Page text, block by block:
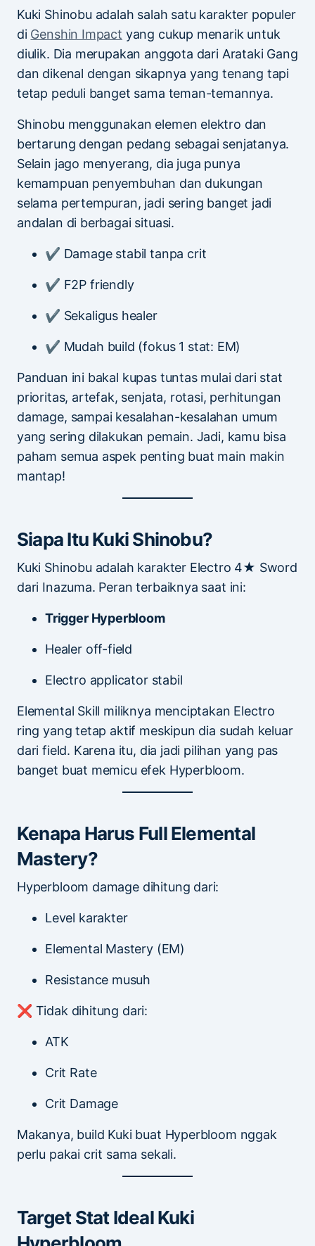
Kuki Shinobu adalah salah satu karakter populer
di Genshin Impact yang cukup menarik untuk
diulik. Dia merupakan anggota dari Arataki Gang
dan dikenal dengan sikapnya yang tenang tapi
tetap peduli banget sama teman-temannya.
Shinobu menggunakan elemen elektro dan
bertarung dengan pedang sebagai senjatanya.
Selain jago menyerang, dia juga punya
kemampuan penyembuhan dan dukungan
selama pertempuran, jadi sering banget jadi
andalan di berbagai situasi.
✔ Damage stabil tanpa crit
✔ F2P friendly
✔ Sekaligus healer
✔ Mudah build (fokus 1 stat: EM)
Panduan ini bakal kupas tuntas mulai dari stat
prioritas, artefak, senjata, rotasi, perhitungan
damage, sampai kesalahan-kesalahan umum
yang sering dilakukan pemain. Jadi, kamu bisa
paham semua aspek penting buat main makin
mantap!
Siapa Itu Kuki Shinobu?
Kuki Shinobu adalah karakter Electro 4★ Sword
dari Inazuma. Peran terbaiknya saat ini:
Trigger Hyperbloom
Healer off-field
Electro applicator stabil
Elemental Skill miliknya menciptakan Electro
ring yang tetap aktif meskipun dia sudah keluar
dari field. Karena itu, dia jadi pilihan yang pas
banget buat memicu efek Hyperbloom.
Kenapa Harus Full Elemental
Mastery?
Hyperbloom damage dihitung dari:
Level karakter
Elemental Mastery (EM)
Resistance musuh
❌ Tidak dihitung dari:
ATK
Crit Rate
Crit Damage
Makanya, build Kuki buat Hyperbloom nggak
perlu pakai crit sama sekali.
Target Stat Ideal Kuki